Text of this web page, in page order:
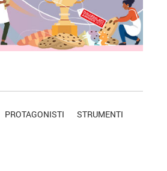
PROTAGONISTI STRUMENTI